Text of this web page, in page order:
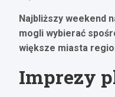
Najbliższy weekend
mogli wybierać
większe miasta
Imprezy